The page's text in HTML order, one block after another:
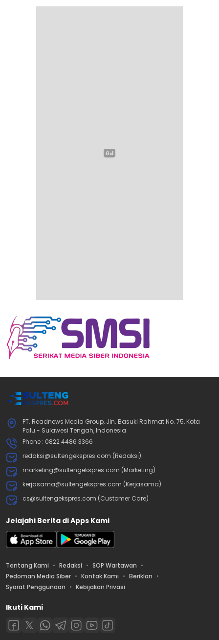
PT. Readnews Media Group, Jln. Basuki Rahmat No. 75, Kota
Palu - Sulawesi Tengah, Indonesia
Phone : 0822 4486 3366
redaksi@sultengekspres.com (Redaksi)
marketing@sultengekspres.com (Marketing)
kerjasama@sultengekspres.com (Kerjasama)
cs@sultengekspres.com (Customer Care)
Jelajahi Berita di Apps Kami
Tentang Kami Redaksi
SOP Wartawan
Pedoman Media Siber
Kontak Kami
Beriklan
Syarat Penggunaan
Kebijakan Privasi
Ikuti Kami